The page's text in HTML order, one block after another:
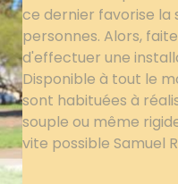
ce dernier favorise la
personnes. Alors,
d'effectuer une
Disponible à tout le
sont habituées à
souple ou même
vite possible Samuel